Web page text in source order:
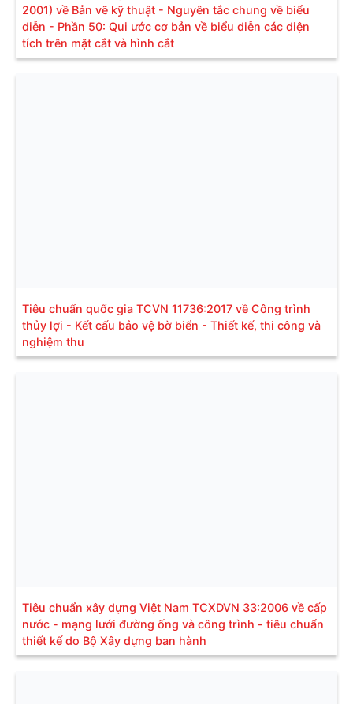
2001) về Bản vẽ kỹ thuật - Nguyên tắc chung về biểu
diễn - Phần 50: Qui ước cơ bản về biểu diễn các diện
tích trên mặt cắt và hình cắt
Tiêu chuẩn quốc gia TCVN 11736:2017 về Công trình
thủy lợi - Kết cấu bảo vệ bờ biển - Thiết kế, thi công và
nghiệm thu
Tiêu chuẩn xây dựng Việt Nam TCXDVN 33:2006 về cấp
nước - mạng lưới đường ống và công trình - tiêu chuẩn
thiết kế do Bộ Xây dựng ban hành